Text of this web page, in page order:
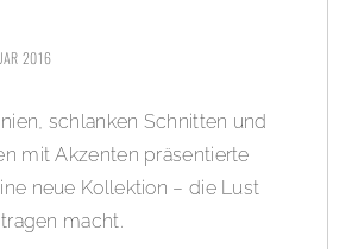
2016
schlanken Schnitten und
mit Akzenten präsentierte
neue Kollektion – die Lust
macht.